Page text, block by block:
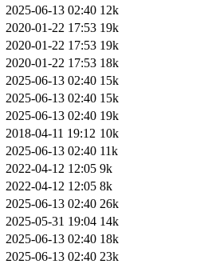
2025-06-13 02:40 12k
2020-01-22 17:53 19k
2020-01-22 17:53 19k
2020-01-22 17:53 18k
2025-06-13 02:40 15k
2025-06-13 02:40 15k
2025-06-13 02:40 19k
2018-04-11 19:12 10k
2025-06-13 02:40 11k
2022-04-12 12:05 9k
2022-04-12 12:05 8k
2025-06-13 02:40 26k
2025-05-31 19:04 14k
2025-06-13 02:40 18k
2025-06-13 02:40 23k